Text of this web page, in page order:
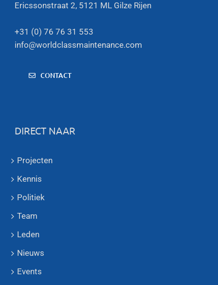
Ericssonstraat 2, 5121 ML Gilze Rijen
+31 (0) 76 76 31 553
info@worldclassmaintenance.com
CONTACT
DIRECT NAAR
Projecten
Kennis
Politiek
Team
Leden
Nieuws
Events